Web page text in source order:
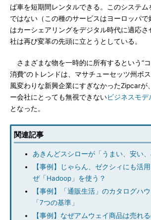
ば車を短期間レンタルできる。このシステム
ではない（この種のサービスはヨーロッパで
はカーシェアリングをデジタル時代に適応さ
社は再び変革の先頭に立とうとしている。
さまざまな物を一時的に所有するという“
消費”のトレンドは、マサチューセッツ州ボ
風変わりな新興企業にすぎなかったZipcarが
ー会社にとっても無視できないビジネスモデ
となった。
関連記事
あきんどスシローが「うまい、安い
【事例】じゃらん、ゼクシィにも活
ぜ「Hadoop」を使う？
【事例】「通販生活」のカタログハ
「7つの基準」
【事例】なぜアムウェイ商品は売れ